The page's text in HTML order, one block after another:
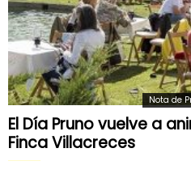
Nota de
El Día Pruno vuelve a
Finca Villacreces